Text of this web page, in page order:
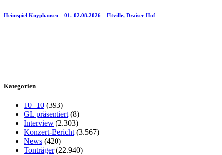
Heimspiel Knyphausen – 01.-02.08.2026 – Eltville, Draiser Hof
Kategorien
10+10 (393)
GL präsentiert (8)
Interview (2.303)
Konzert-Bericht (3.567)
News (420)
Tonträger(22.940)